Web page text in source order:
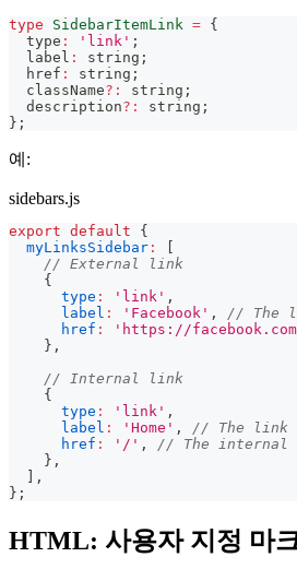
type SidebarItemLink = {
  type
: 'link' ;
  label
: string ;
  href
: string ;
  className
? : string ;
  description
? : string ;
} ;
예:
sidebars.js
export default
{
myLinksSidebar :
// External link
{
type : 'link' ,
label : 'Facebook' ,
// The
href : 'https://
} ,
// Internal link
{
type : 'link' ,
label : 'Home' ,
// The link
href : '/' ,
// The internal
} ,
,
} ;
HTML: 사용자 지정 마